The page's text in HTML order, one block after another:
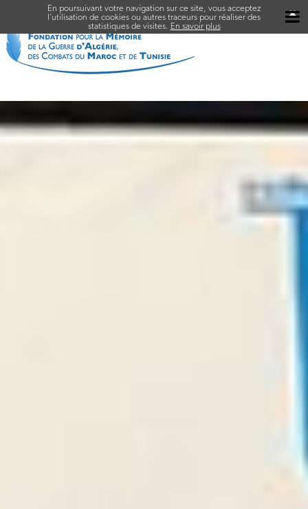
En poursuivant votre navigation sur ce site, vous acceptez
l’utilisation de cookies ou autres traceurs pour réaliser des
statistiques de visites. En savoir plus
✖